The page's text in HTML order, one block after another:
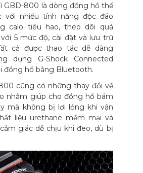
GBD-800 là dòng đồng hồ thể
với nhiều tính năng độc đáo
calo tiêu hao, theo dõi quá
5 mức độ, cài đặt và lưu trữ
cả được thao tác dễ dàng
dụng G-Shock Connected
đồng hồ bằng Bluetooth.
cũng có những thay đổi về
nhằm giúp cho đồng hồ bám
mà không bị lơi lỏng khi vận
liệu urethane mềm mại và
giác dễ chịu khi đeo, dù bị